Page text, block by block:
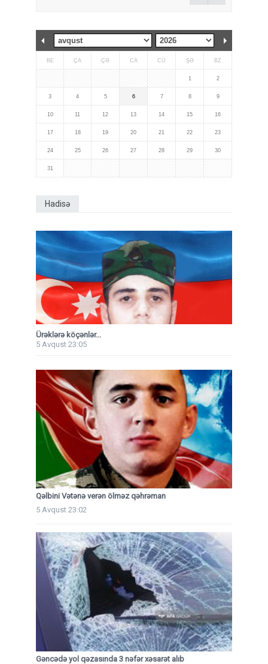
BE ÇA ÇƏ CA CÜ ŞƏ BZ
1 2
3 4 5 6 7 8 9
10 11 12 13 14 15 16
17 18 19 20 21 22 23
24 25 26 27 28 29 30
31
Hadisə
Ürəklərə köçənlər...
5 Avqust 23:05
Qəlbini Vətənə verən ölməz qəhrəman
5 Avqust 23:02
Gəncədə yol qəzasında 3 nəfər xəsarət alıb